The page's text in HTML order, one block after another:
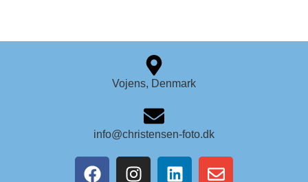
Vojens, Denmark
info@christensen-foto.dk